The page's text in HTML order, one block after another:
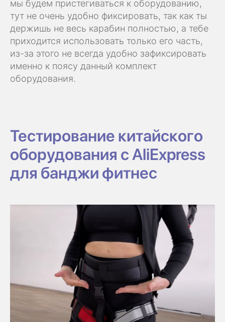
мы будем пристегиваться к оборудованию,
тут не очень удобно фиксировать, так как ты
держишь не весь карабин полностью, а тебе
приходится использовать только его часть,
из-за этого не всегда удобно зафиксировать
именно к поясу данный комплект
оборудования.
Тестирование китайского
оборудования с AliExpress
для банджи фитнес